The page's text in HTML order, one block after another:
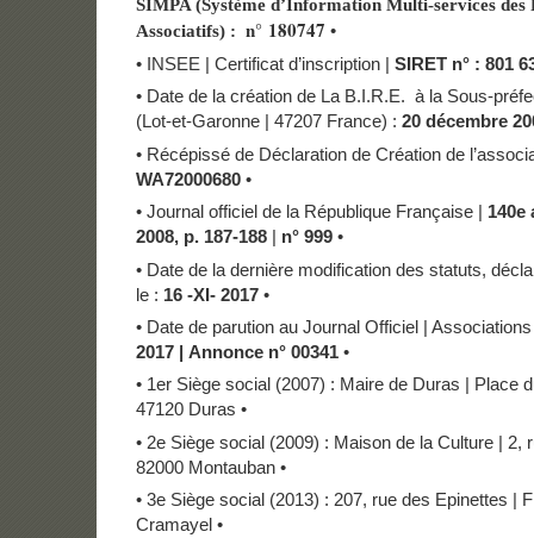
SIMPA (Système d’Information Multi-services des
Associatifs) : n° 180747 •
• INSEE | Certificat d’inscription | SIRET n° : 801
• Date de la création de La B.I.R.E. à la Sous-
(Lot-et-Garonne | 47207 France) : 20 décembre
• Récépissé de Déclaration de Création de
WA72000680•
• Journal officiel de la République Française | 140e
2008, p. 187-188| n° 999•
• Date de la dernière modification des statuts,
le : 16 -XI- 2017•
• Date de parution au Journal Officiel |
2017 | Annonce n° 00341 •
• 1er Siège social (2007) : Maire de Duras | Place
47120 Duras •
• 2e Siège social (2009) : Maison de la Culture | 2,
82000 Montauban •
• 3e Siège social (2013) : 207, rue des Epinettes |
Cramayel •